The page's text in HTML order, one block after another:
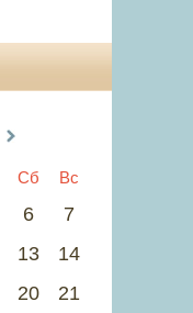
»
Сб Вс
6
7
13
14
20
21